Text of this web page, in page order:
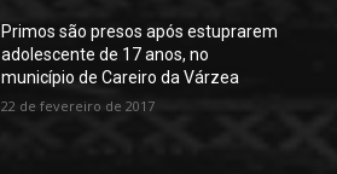
Primos são presos após estuprarem
adolescente de 17 anos, no
município de Careiro da Várzea
22 de fevereiro de 2017